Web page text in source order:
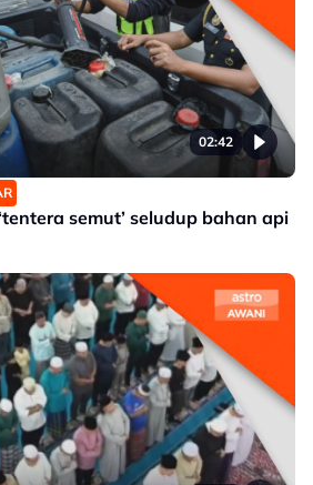
02:42
semut’ seludup bahan api